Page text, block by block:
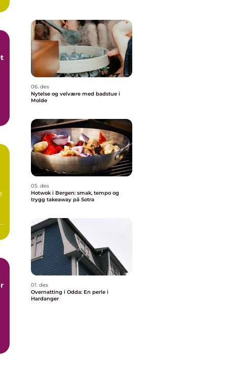
06. des
Nytelse og velvære med badstue i
Molde
05. des
Hotwok i Bergen: smak, tempo og
trygg takeaway på Sotra
01. des
Overnatting i Odda: En perle i
Hardanger